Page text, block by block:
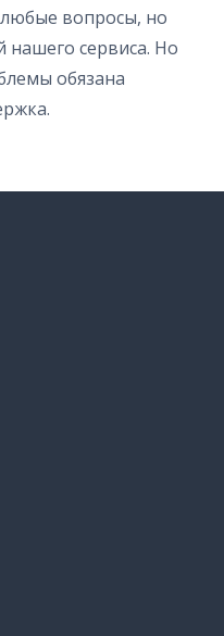
вопросы, но
нашего сервиса. Но
обязана